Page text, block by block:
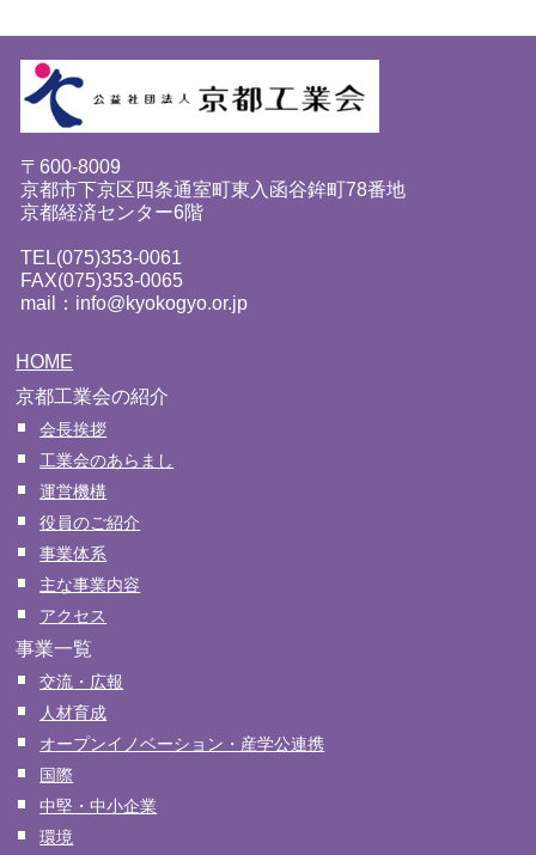
〒600-8009
京都市下京区四条通室町東入函谷鉾町78番地
京都経済センター6階
TEL(075)353-0061
FAX(075)353-0065
mail：info@kyokogyo.or.jp
HOME
京都工業会の紹介
会長挨拶
工業会のあらまし
運営機構
役員のご紹介
事業体系
主な事業内容
アクセス
事業一覧
交流・広報
人材育成
オープンイノベーション・産学公連携
国際
中堅・中小企業
環境